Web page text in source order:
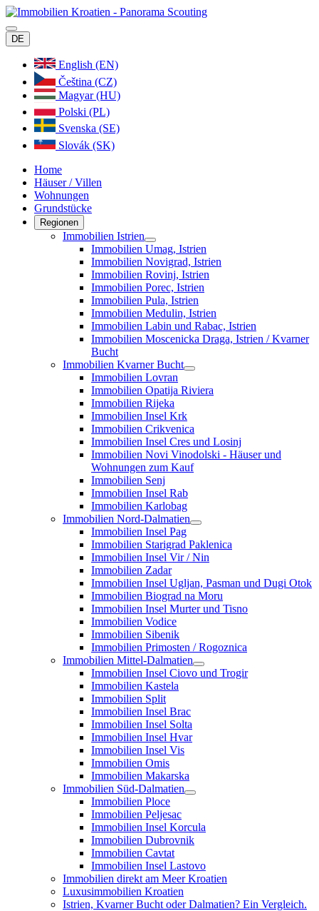
DE
English (EN)
Čeština (CZ)
Magyar (HU)
Polski (PL)
Svenska (SE)
Slovák (SK)
Home
Häuser / Villen
Wohnungen
Grundstücke
Regionen
Immobilien Istrien
Immobilien Umag, Istrien
Immobilien Novigrad, Istrien
Immobilien Rovinj, Istrien
Immobilien Porec, Istrien
Immobilien Pula, Istrien
Immobilien Medulin, Istrien
Immobilien Labin und Rabac, Istrien
Immobilien Moscenicka Draga, Istrien / Kvarner
Bucht
Immobilien Kvarner Bucht
Immobilien Lovran
Immobilien Opatija Riviera
Immobilien Rijeka
Immobilien Insel Krk
Immobilien Crikvenica
Immobilien Insel Cres und Losinj
Immobilien Novi Vinodolski - Häuser und
Wohnungen zum Kauf
Immobilien Senj
Immobilien Insel Rab
Immobilien Karlobag
Immobilien Nord-Dalmatien
Immobilien Insel Pag
Immobilien Starigrad Paklenica
Immobilien Insel Vir / Nin
Immobilien Zadar
Immobilien Insel Ugljan, Pasman und Dugi Otok
Immobilien Biograd na Moru
Immobilien Insel Murter und Tisno
Immobilien Vodice
Immobilien Sibenik
Immobilien Primosten / Rogoznica
Immobilien Mittel-Dalmatien
Immobilien Insel Ciovo und Trogir
Immobilien Kastela
Immobilien Split
Immobilien Insel Brac
Immobilien Insel Solta
Immobilien Insel Hvar
Immobilien Insel Vis
Immobilien Omis
Immobilien Makarska
Immobilien Süd-Dalmatien
Immobilien Ploce
Immobilien Peljesac
Immobilien Insel Korcula
Immobilien Dubrovnik
Immobilien Cavtat
Immobilien Insel Lastovo
Immobilien direkt am Meer Kroatien
Luxusimmobilien Kroatien
Istrien, Kvarner Bucht oder Dalmatien? Ein Vergleich.